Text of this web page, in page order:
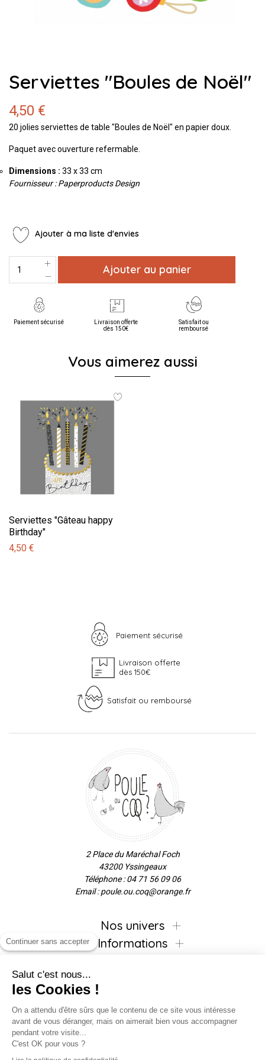
Serviettes "Boules de Noël"
4,50 €
20 jolies serviettes de table "Boules de Noël" en papier doux.
Paquet avec ouverture refermable.
Dimensions : 33 x 33 cm
Fournisseur : Paperproducts Design
Ajouter à ma liste d'envies
Ajouter au panier
Paiement sécurisé
Livraison offerte
dès 150€
Satisfait ou
remboursé
Vous aimerez aussi
Serviettes "Gâteau happy
Birthday"
4,50 €
Paiement sécurisé
Livraison offerte
dès 150€
Satisfait ou remboursé
2 Place du Maréchal Foch
43200 Yssingeaux
Téléphone : 04 71 56 09 06
Email : poule.ou.coq@orange.fr
Nos univers
Informations
Inscrivez-vous à la newsletter !
Continuer sans accepter
Salut c'est nous...
les Cookies !
On a attendu d'être sûrs que le contenu de ce site vous intéresse
avant de vous déranger, mais on aimerait bien vous accompagner
pendant votre visite...
C'est OK pour vous ?